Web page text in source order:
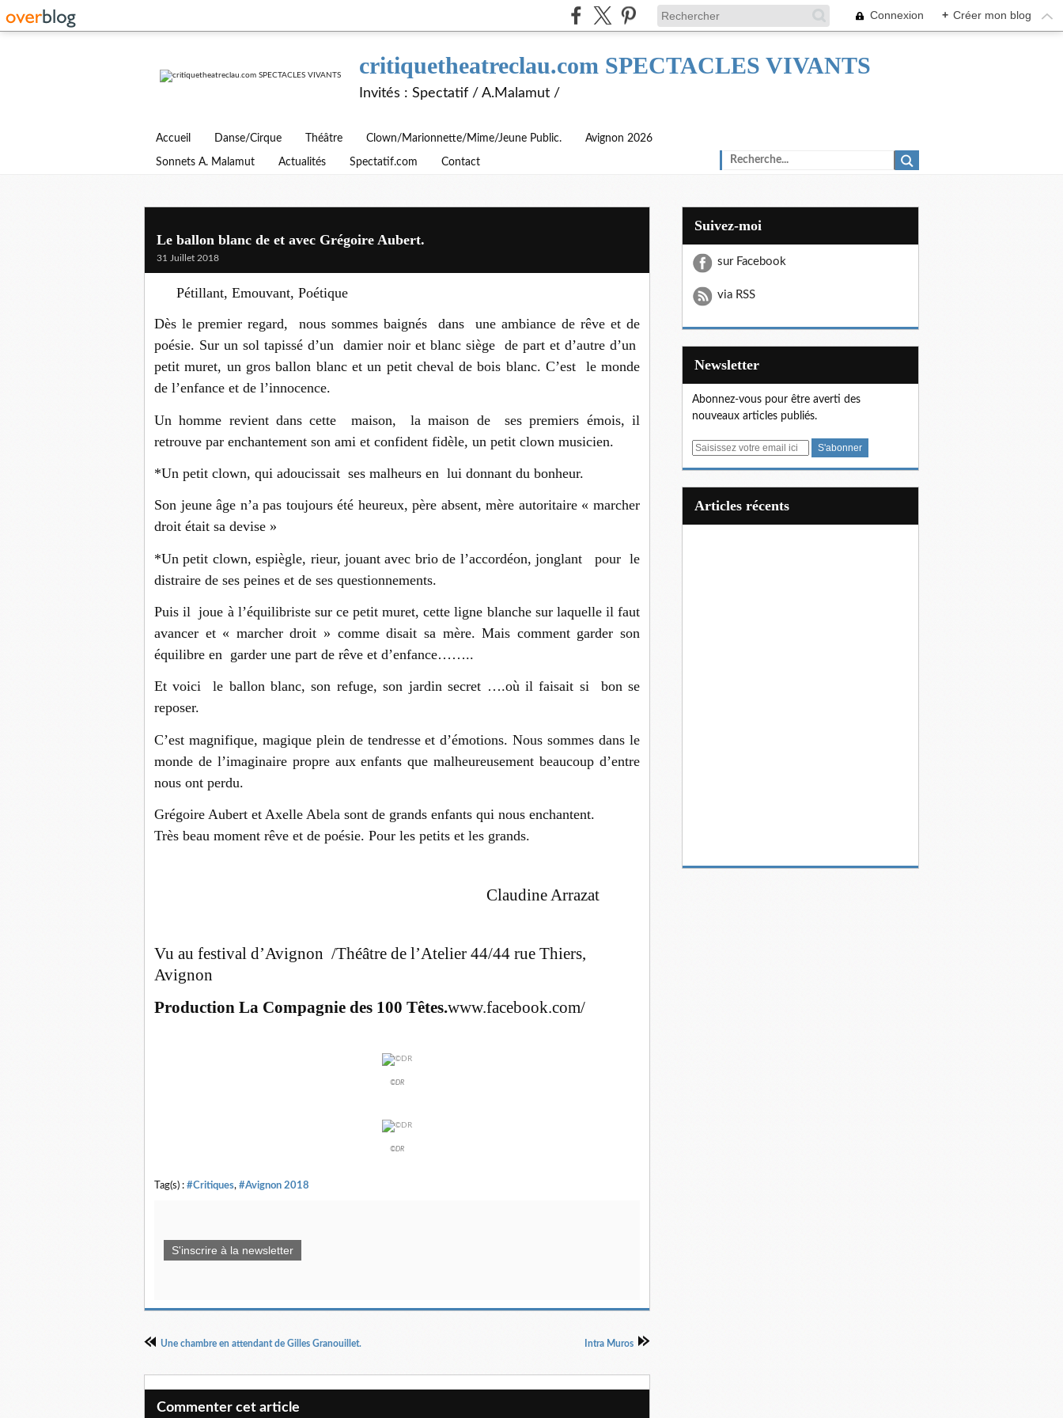
Connexion + Créer mon blog
critiquetheatreclau.com SPECTACLES VIVANTS
Invités : Spectatif / A.Malamut /
Accueil Danse/Cirque Théâtre Clown/Marionnette/Mime/Jeune Public. Avignon 2026
Sonnets A. Malamut Actualités Spectatif.com Contact
Le ballon blanc de et avec Grégoire Aubert.
31 Juillet 2018
Pétillant, Emouvant, Poétique
Dès le premier regard, nous sommes baignés dans une ambiance de rêve et de
poésie. Sur un sol tapissé d’un damier noir et blanc siège de part et d’autre d’un
petit muret, un gros ballon blanc et un petit cheval de bois blanc. C’est le monde
de l’enfance et de l’innocence.
Un homme revient dans cette maison, la maison de ses premiers émois, il
retrouve par enchantement son ami et confident fidèle, un petit clown musicien.
*Un petit clown, qui adoucissait ses malheurs en lui donnant du bonheur.
Son jeune âge n’a pas toujours été heureux, père absent, mère autoritaire « marcher
droit était sa devise »
*Un petit clown, espiègle, rieur, jouant avec brio de l’accordéon, jonglant pour le
distraire de ses peines et de ses questionnements.
Puis il joue à l’équilibriste sur ce petit muret, cette ligne blanche sur laquelle il faut
avancer et « marcher droit » comme disait sa mère. Mais comment garder son
équilibre en garder une part de rêve et d’enfance……..
Et voici le ballon blanc, son refuge, son jardin secret ….où il faisait si bon se
reposer.
C’est magnifique, magique plein de tendresse et d’émotions. Nous sommes dans le
monde de l’imaginaire propre aux enfants que malheureusement beaucoup d’entre
nous ont perdu.
Grégoire Aubert et Axelle Abela sont de grands enfants qui nous enchantent.
Très beau moment rêve et de poésie. Pour les petits et les grands.
Claudine Arrazat
Vu au festival d’Avignon /Théâtre de l’Atelier 44/44 rue Thiers,
Avignon
Production La Compagnie des 100 Têtes.www.facebook.com/
©DR
©DR
Tag(s) : #Critiques, #Avignon 2018
S'inscrire à la newsletter
Une chambre en attendant de Gilles Granouillet. Intra Muros
Commenter cet article
Suivez-moi
sur Facebook
via RSS
Newsletter
Abonnez-vous pour être averti des
nouveaux articles publiés.
E
articles récents